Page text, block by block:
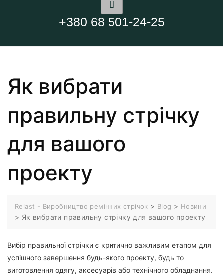
+380 68 501-24-25
Як вибрати
правильну стрічку
для вашого
проекту
Relast - Виробництво ремінних стрічок > Blog > Новини
> Як вибрати правильну стрічку для вашого проекту
Вибір правильної стрічки є критично важливим етапом для
успішного завершення будь-якого проекту, будь то
виготовлення одягу, аксесуарів або технічного обладнання.